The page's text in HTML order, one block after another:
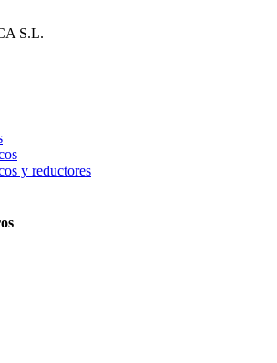
S.L.
y reductores